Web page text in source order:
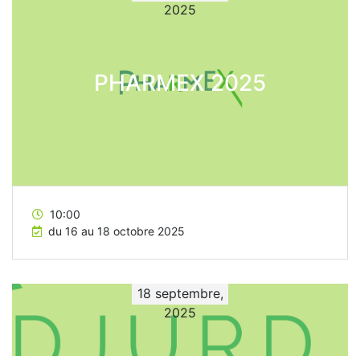
2025
PHARMEX 2025
10:00
du 16 au 18 octobre 2025
18 septembre,
2025